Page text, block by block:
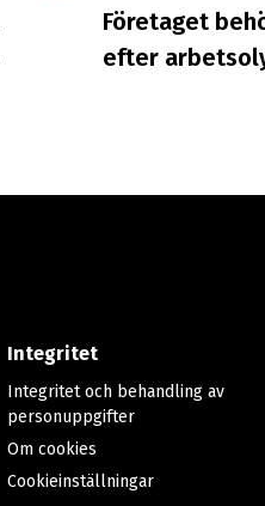
Företaget
efter
Integritet
Integritet och behandling av
personuppgifter
Om cookies
Cookieinställningar